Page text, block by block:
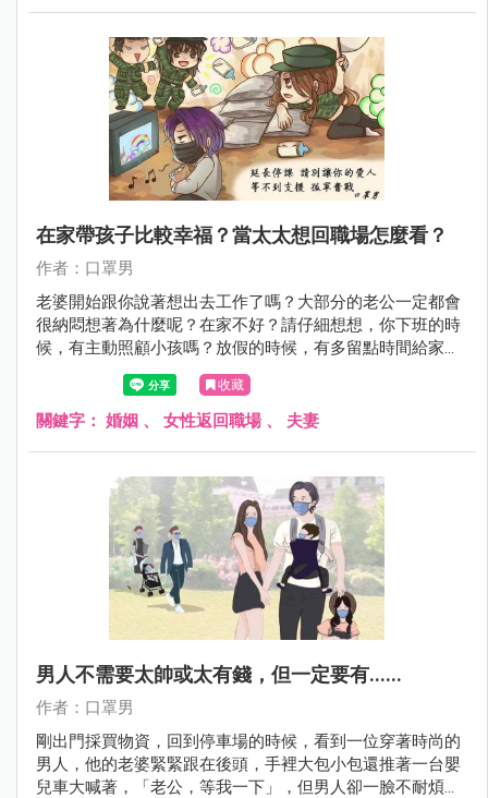
在家帶孩子比較幸福？當太太想回職場怎麼看？
作者：口罩男
老婆開始跟你說著想出去工作了嗎？大部分的老公一定都會
很納悶想著為什麼呢？在家不好？請仔細想想，你下班的時
候，有主動照顧小孩嗎？放假的時候，有多留點時間給家人
收藏
關鍵字： 婚姻 、 女性返回職場 、 夫妻
男人不需要太帥或太有錢，但一定要有......
作者：口罩男
剛出門採買物資，回到停車場的時候，看到一位穿著時尚的
男人，他的老婆緊緊跟在後頭，手裡大包小包還推著一台嬰
兒車大喊著，「老公，等我一下」，但男人卻一臉不耐煩